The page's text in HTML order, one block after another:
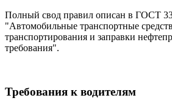
Полный свод правил описан в ГОСТ
"Автомобильные транспортные
транспортирования и заправки
требования".
Требования к водителям